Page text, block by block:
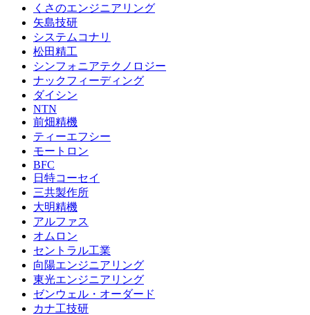
くさのエンジニアリング
矢島技研
システムコナリ
松田精工
シンフォニアテクノロジー
ナックフィーディング
ダイシン
NTN
前畑精機
ティーエフシー
モートロン
BFC
日特コーセイ
三共製作所
大明精機
アルファス
オムロン
セントラル工業
向陽エンジニアリング
東光エンジニアリング
ゼンウェル・オーダード
カナ工技研